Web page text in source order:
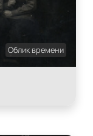
Облик времени